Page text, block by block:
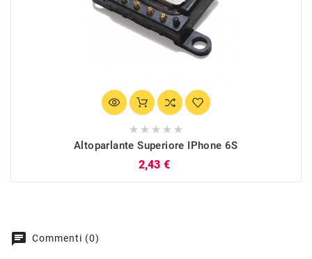
    
Altoparlante Superiore IPhone 6S
2,43 €
chat Commenti (0)